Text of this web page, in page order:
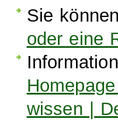
Sie
oder eine
wissen |